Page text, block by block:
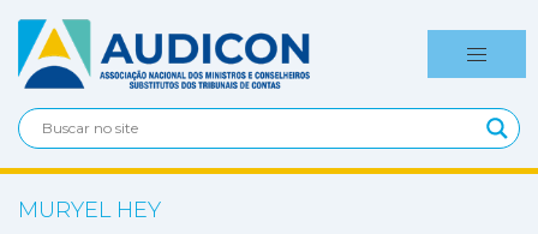
MURYEL HEY